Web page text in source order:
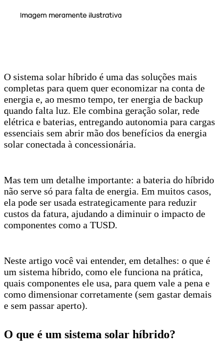
O sistema solar híbrido é uma das soluções mais
completas para quem quer economizar na conta de
energia e, ao mesmo tempo, ter energia de backup
quando falta luz. Ele combina geração solar, rede
elétrica e baterias, entregando autonomia para cargas
essenciais sem abrir mão dos benefícios da energia
solar conectada à concessionária.
Mas tem um detalhe importante: a bateria do híbrido
não serve só para falta de energia. Em muitos casos,
ela pode ser usada estrategicamente para reduzir
custos da fatura, ajudando a diminuir o impacto de
componentes como a TUSD.
Neste artigo você vai entender, em detalhes: o que é
um sistema híbrido, como ele funciona na prática,
quais componentes ele usa, para quem vale a pena e
como dimensionar corretamente (sem gastar demais
e sem passar aperto).
O que é um sistema solar híbrido?